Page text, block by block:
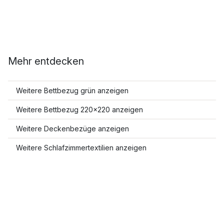
Mehr entdecken
Weitere Bettbezug grün anzeigen
Weitere Bettbezug 220x220 anzeigen
Weitere Deckenbezüge anzeigen
Weitere Schlafzimmertextilien anzeigen